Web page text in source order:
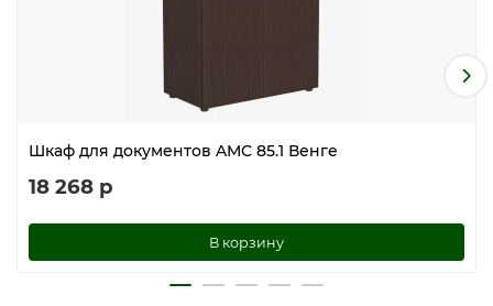
Шкаф для документов AMC 85.1 Венге
18 268 р
В корзину